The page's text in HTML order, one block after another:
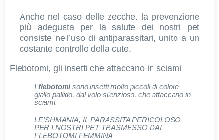
Anche nel caso delle zecche, la prevenzione
più adeguata per la salute dei nostri pet
consiste nell’uso di antiparassitari, unito a un
costante controllo della cute.
Flebotomi, gli insetti che attaccano in sciami
I flebotomisono insetti molto piccoli di colore
giallo pallido, dal volo silenzioso, che attaccano in
sciami.
LEISHMANIA, IL PARASSITA PERICOLOSO
PER I NOSTRI PET TRASMESSO DAI
FLEBOTOMI FEMMINA